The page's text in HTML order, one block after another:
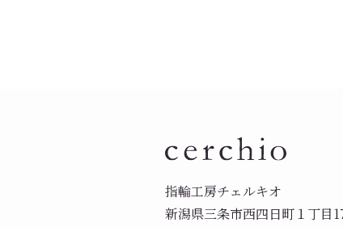
指輪工房チェルキオ
新潟県三条市西四日町１丁目